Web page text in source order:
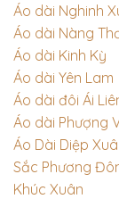
Áo dài Nghinh
Áo dài Nàng
Áo dài Kinh Kỳ
Áo dài Yên Lam
Áo dài đôi Ái
Áo dài Phượng
Áo Dài Diệp
Sắc Phương
Khúc Xuân